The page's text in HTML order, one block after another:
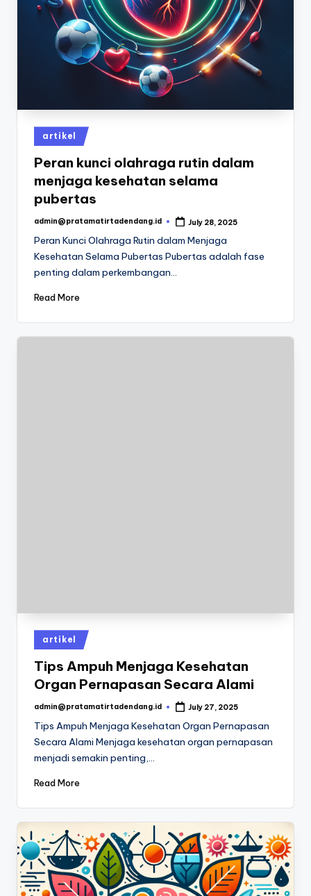
Posted
in
artikel
Peran kunci olahraga rutin dalam
menjaga kesehatan selama
pubertas
Posted
admin@pratamatirtadendang.id July 28, 2025
Peran Kunci Olahraga Rutin dalam Menjaga
Kesehatan Selama Pubertas Pubertas adalah fase
penting dalam perkembangan…
Read More
Posted
in
artikel
Tips Ampuh Menjaga Kesehatan
Organ Pernapasan Secara Alami
Posted
admin@pratamatirtadendang.id July 27, 2025
Tips Ampuh Menjaga Kesehatan Organ Pernapasan
Secara Alami Menjaga kesehatan organ pernapasan
menjadi semakin penting,…
Read More